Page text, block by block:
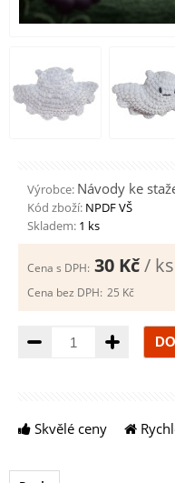
Výrobce: Návody ke
Kód zboží: NPDF VŠ
Skladem: 1 ks
Cena s DPH: 30 Kč/ ks
Cena bez DPH: 25 Kč
Množství
Skvělé ceny